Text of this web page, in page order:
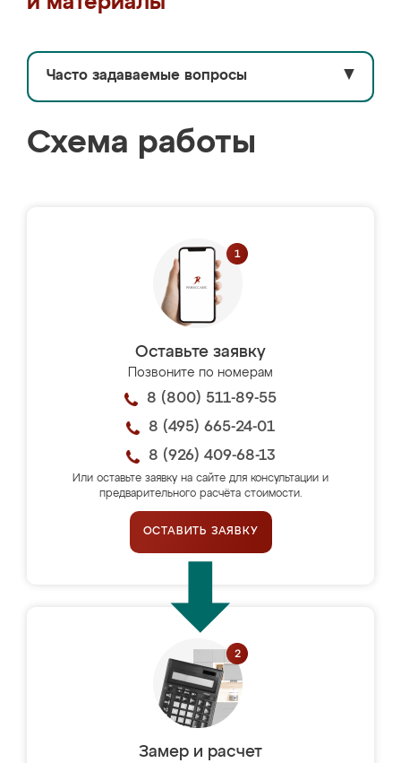
Часто задаваемые вопросы ▼
Схема работы
Оставьте заявку
Позвоните по номерам
8 (800) 511-89-55
8 (495) 665-24-01
8 (926) 409-68-13
Или оставьте заявку на сайте для консультации и
предварительного расчёта стоимости.
ОСТАВИТЬ ЗАЯВКУ
Замер и расчет